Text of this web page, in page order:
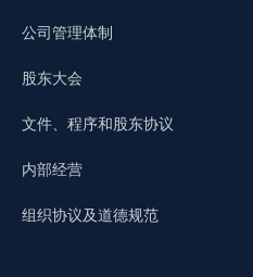
公司管理体制
股东大会
文件、程序和股东协议
内部经营
组织协议及道德规范